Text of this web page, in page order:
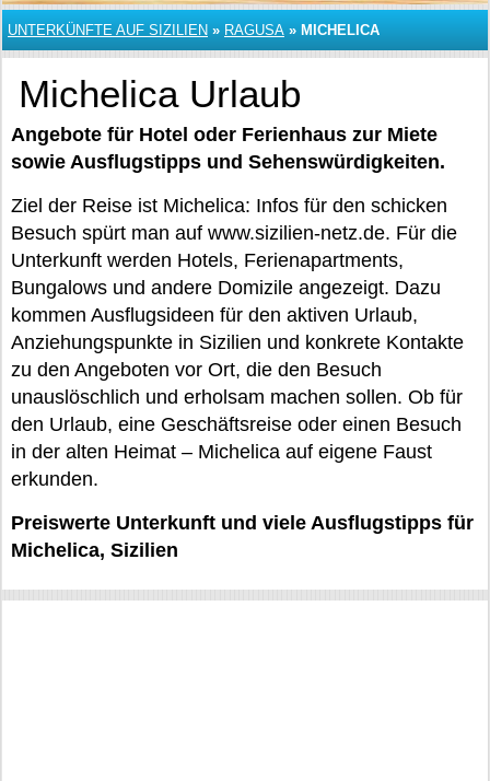
UNTERKÜNFTE AUF SIZILIEN » RAGUSA » MICHELICA
Michelica Urlaub
Angebote für Hotel oder Ferienhaus zur Miete
sowie Ausflugstipps und Sehenswürdigkeiten.
Ziel der Reise ist Michelica: Infos für den schicken
Besuch spürt man auf www.sizilien-netz.de. Für die
Unterkunft werden Hotels, Ferienapartments,
Bungalows und andere Domizile angezeigt. Dazu
kommen Ausflugsideen für den aktiven Urlaub,
Anziehungspunkte in Sizilien und konkrete Kontakte
zu den Angeboten vor Ort, die den Besuch
unauslöschlich und erholsam machen sollen. Ob für
den Urlaub, eine Geschäftsreise oder einen Besuch
in der alten Heimat – Michelica auf eigene Faust
erkunden.
Preiswerte Unterkunft und viele Ausflugstipps für
Michelica, Sizilien